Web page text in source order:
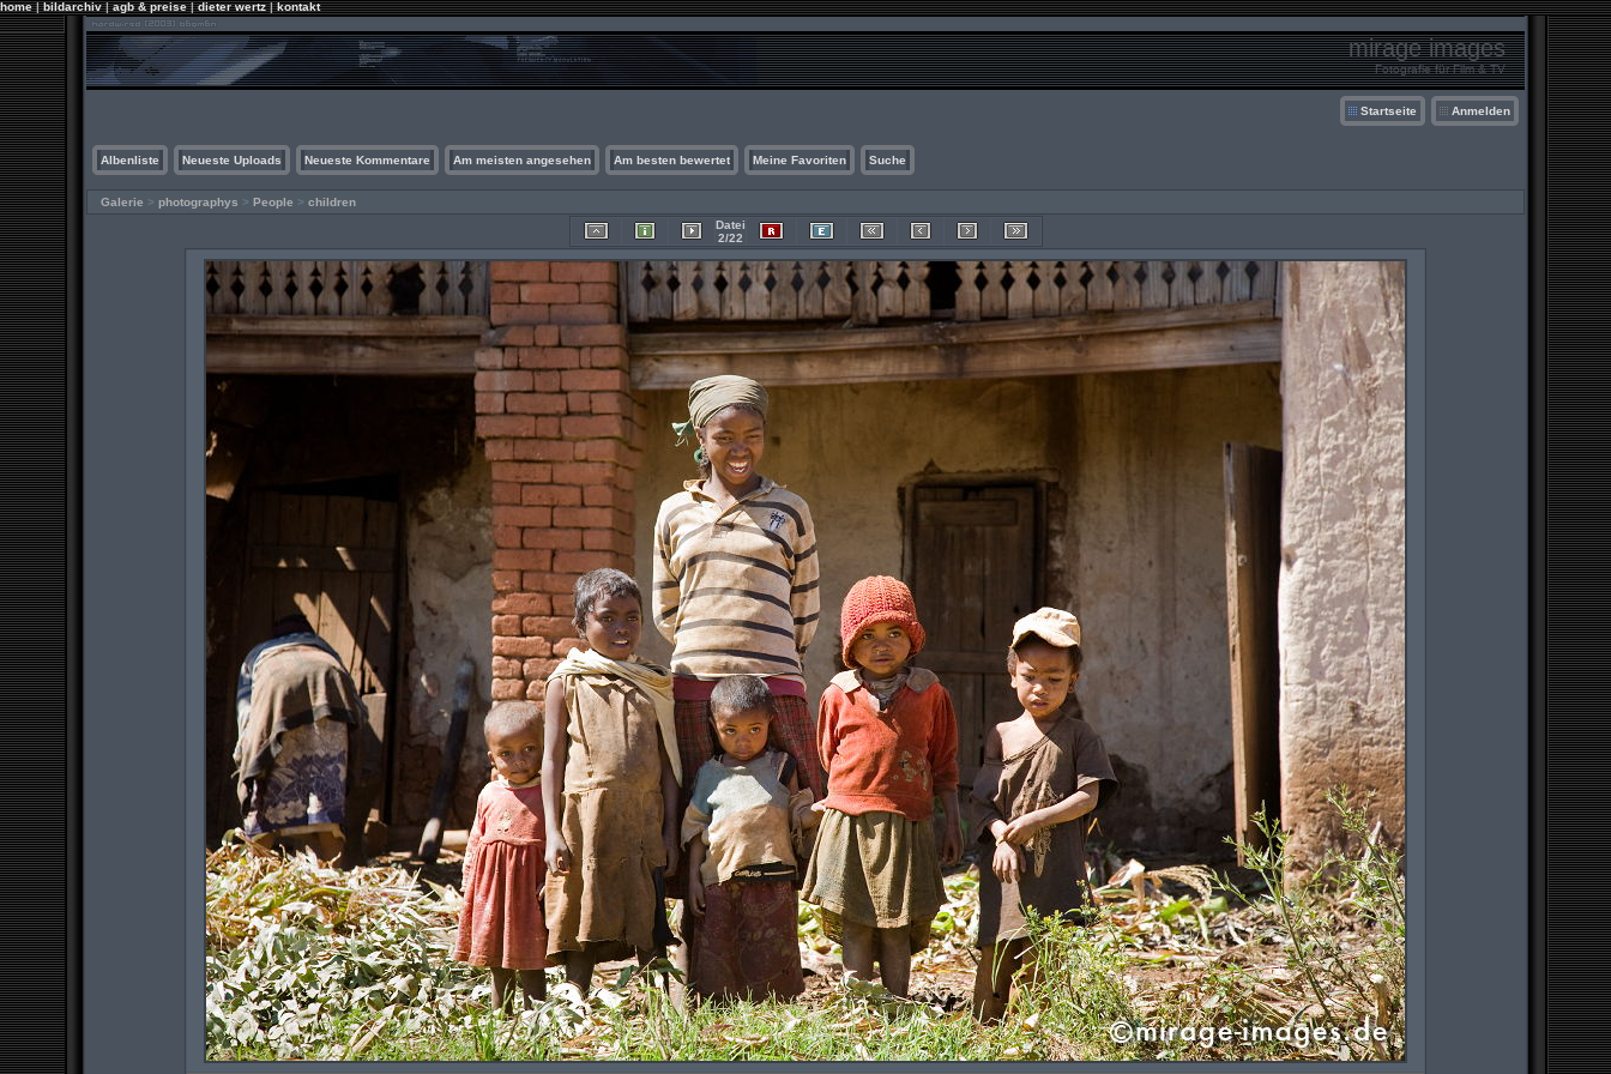
home|bildarchiv|agb & preise|dieter wertz|kontakt
mirage images
Fotografie für Film & TV
Startseite Anmelden
Albenliste Neueste Uploads Neueste Kommentare Am meisten angesehen Am besten bewertet Meine Favoriten Suche
Galerie > photographys > People > children
Datei
2/22